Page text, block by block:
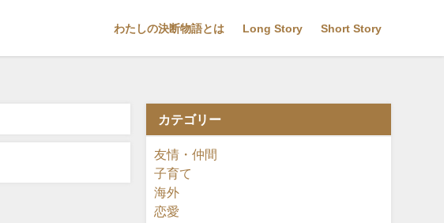
わたしの決断物語とは Long Story Short Story
カテゴリー
友情・仲間
子育て
海外
恋愛